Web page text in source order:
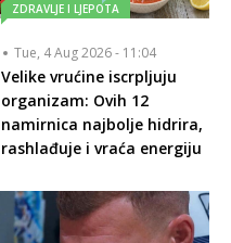
ZDRAVLJE I LJEPOTA
Tue, 4 Aug 2026 - 11:04
Velike vrućine iscrpljuju
organizam: Ovih 12
namirnica najbolje hidrira,
rashlađuje i vraća energiju